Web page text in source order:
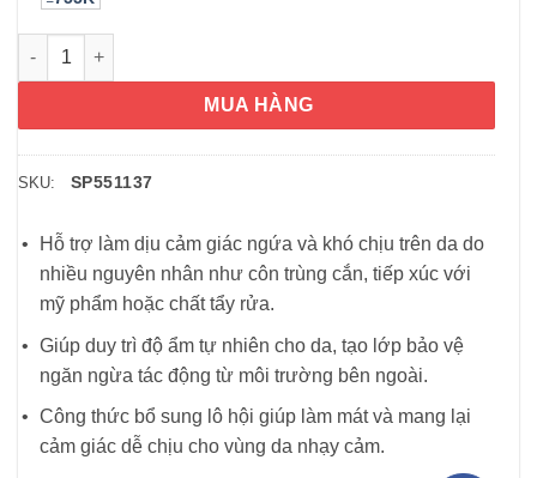
Kem bôi giảm viêm ngứa da Cortizone 10 Calming Aloe Vera
MUA HÀNG
SKU: SP551137
Hỗ trợ làm dịu cảm giác ngứa và khó chịu trên da do
nhiều nguyên nhân như côn trùng cắn, tiếp xúc với
mỹ phẩm hoặc chất tẩy rửa.
Giúp duy trì độ ẩm tự nhiên cho da, tạo lớp bảo vệ
ngăn ngừa tác động từ môi trường bên ngoài.
Công thức bổ sung lô hội giúp làm mát và mang lại
cảm giác dễ chịu cho vùng da nhạy cảm.